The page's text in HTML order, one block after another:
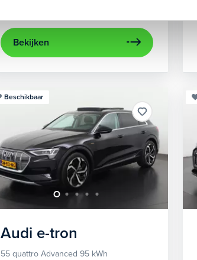
Bekijken
Beschikbaar
Audi e-tron
55 quattro Advanced 95 kWh